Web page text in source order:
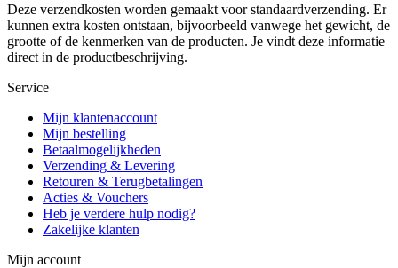
Deze verzendkosten worden gemaakt voor standaardverzending. Er
kunnen extra kosten ontstaan, bijvoorbeeld vanwege het gewicht, de
grootte of de kenmerken van de producten. Je vindt deze informatie
direct in de productbeschrijving.
Service
Mijn klantenaccount
Mijn bestelling
Betaalmogelijkheden
Verzending & Levering
Retouren & Terugbetalingen
Acties & Vouchers
Heb je verdere hulp nodig?
Zakelijke klanten
Mijn account